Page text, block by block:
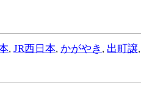
, JR西日本, かがやき , 出町譲,